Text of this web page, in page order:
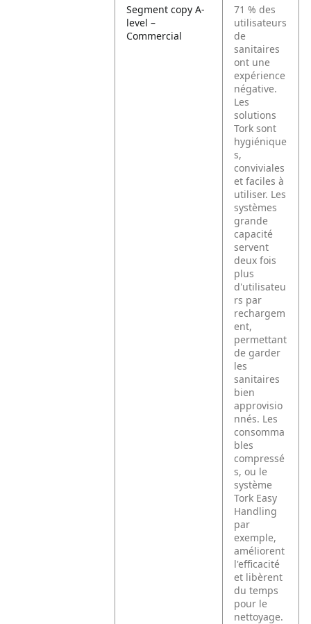
Segment copy A-
level –
Commercial
71 % des
utilisateurs
de
sanitaires
ont une
expérience
négative.
Les
solutions
Tork sont
hygiénique
s,
conviviales
et faciles à
utiliser. Les
systèmes
grande
capacité
servent
deux fois
plus
d'utilisateu
rs par
rechargem
ent,
permettant
de garder
les
sanitaires
bien
approvisio
nnés. Les
consomma
bles
compressé
s, ou le
système
Tork Easy
Handling
par
exemple,
améliorent
l'efficacité
et libèrent
du temps
pour le
nettoyage.